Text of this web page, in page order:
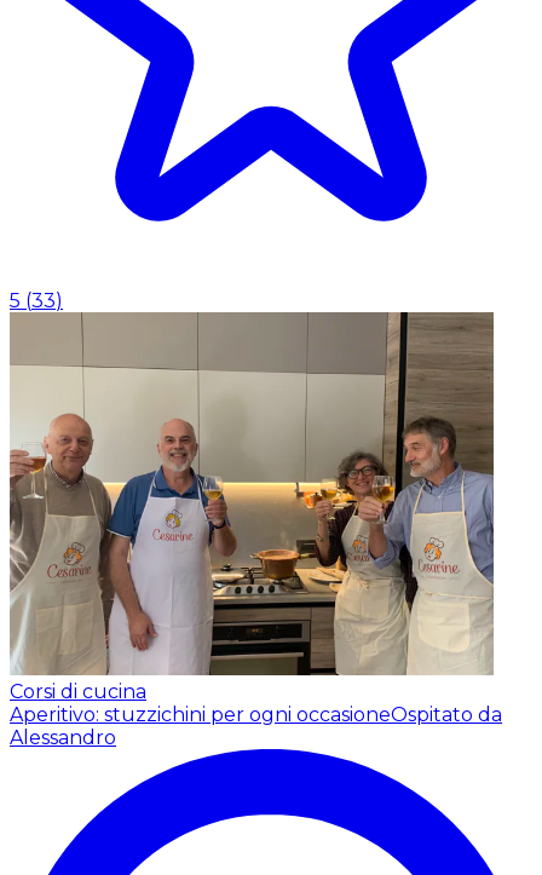
5 (33)
Corsi di cucina
Aperitivo: stuzzichini per ogni occasioneOspitato da
Alessandro